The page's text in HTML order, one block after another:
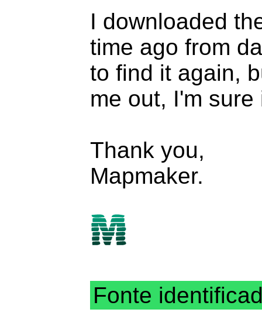
I downloaded
time ago from
to find it again,
me out, I'm
Thank you,
Mapmaker.
Fonte